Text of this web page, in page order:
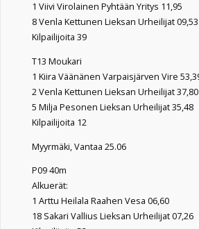
1 Viivi Virolainen Pyhtään Yritys 11,95
8 Venla Kettunen Lieksan Urheilijat 09,53
Kilpailijoita 39
T13 Moukari
1 Kiira Väänänen Varpaisjärven Vire
2 Venla Kettunen Lieksan Urheilijat 37,80
5 Milja Pesonen Lieksan Urheilijat 35,48
Kilpailijoita 12
Myyrmäki, Vantaa 25.06
P09 40m
Alkuerät:
1 Arttu Heilala Raahen Vesa 06,60
18 Sakari Vallius Lieksan Urheilijat 07,26